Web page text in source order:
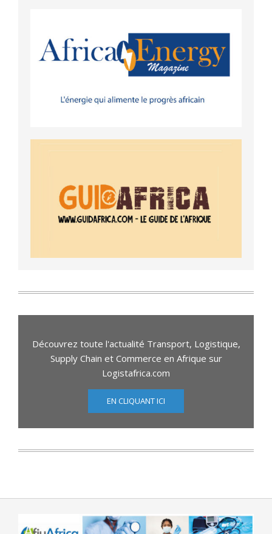
Découvrez toute l'actualité Transport, Logistique,
Supply Chain et Commerce en Afrique sur
Logistafrica.com
EN CLIQUANT ICI